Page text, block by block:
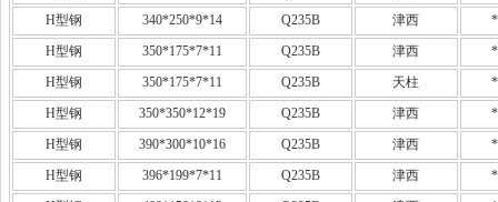
H型钢
340*250*9*14 Q235B 津西
H型钢
350*175*7*11 Q235B 津西
H型钢
350*175*7*11 Q235B 天柱
H型钢
350*350*12*19 Q235B 津西
H型钢
390*300*10*16 Q235B 津西
H型钢
396*199*7*11 Q235B 津西